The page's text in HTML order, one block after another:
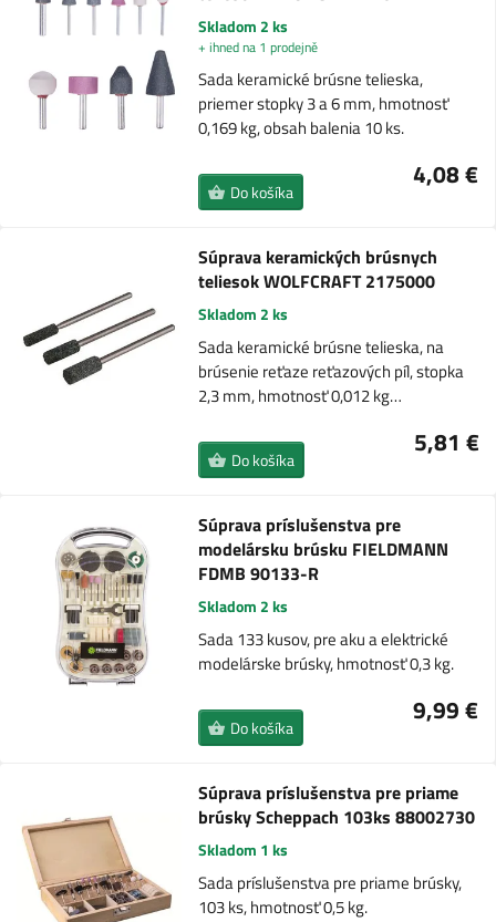
Skladom 2 ks
+ ihned na 1 prodejně
Sada keramické brúsne telieska,
priemer stopky 3 a 6 mm, hmotnosť
0,169 kg, obsah balenia 10 ks.
4,08 €
Do košíka
Súprava keramických brúsnych
teliesok WOLFCRAFT 2175000
Skladom 2 ks
Sada keramické brúsne telieska, na
brúsenie reťaze reťazových píl, stopka
2,3 mm, hmotnosť 0,012 kg…
5,81 €
Do košíka
Súprava príslušenstva pre
modelársku brúsku FIELDMANN
FDMB 90133-R
Skladom 2 ks
Sada 133 kusov, pre aku a elektrické
modelárske brúsky, hmotnosť 0,3 kg.
9,99 €
Do košíka
Súprava príslušenstva pre priame
brúsky Scheppach 103ks 88002730
Skladom 1 ks
Sada príslušenstva pre priame brúsky,
103 ks, hmotnosť 0,5 kg.